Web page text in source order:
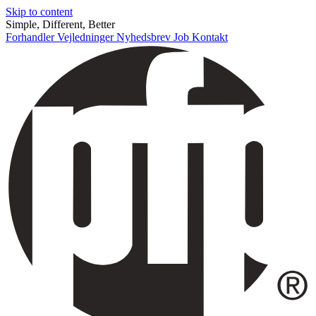
Skip to content
Simple, Different, Better
ForhandlerVejledningerNyhedsbrev Job Kontakt